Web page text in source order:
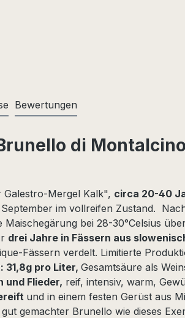
Bewertungen
di
Galestro-Mergel Kalk", circa 20-40
im vollreifen Zustand.
bei 28-30°Celsius
drei Jahre in Fässern aus
Fässern verdelt. Limitierte
pro Liter, Gesamtsäure als
und Flieder, reif, intensiv, warm,
und in einem festen Gerüst aus
gemachter Brunello wie dieses